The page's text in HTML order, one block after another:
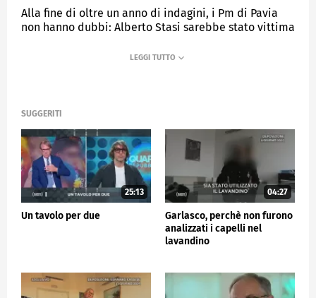
Alla fine di oltre un anno di indagini, i Pm di Pavia
non hanno dubbi: Alberto Stasi sarebbe stato vittima
SUGGERITI
25:13
Un tavolo per due
04:27
Garlasco, perchè non furono
analizzati i capelli nel
lavandino